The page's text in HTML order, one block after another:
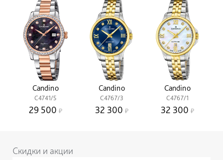
Candino
C4741/5
29 500
Candino
C4767/3
32 300
Candino
C4767/1
32 300
Скидки и акции